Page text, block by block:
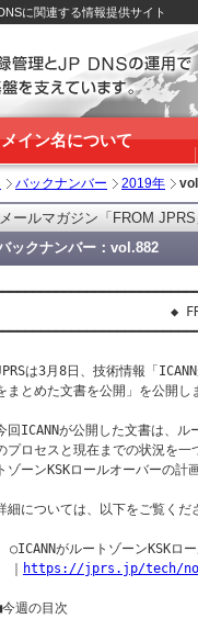
に関連する情報提供サイト
イン名について
バックナンバー 2019年
メールマガジン「FROM
ックナンバー：vol.882
◆
は3月8日、技術情報「
まとめた文書を公開」を公開し
回ICANNが公開した文書は、ル
プロセスと現在までの状況を
トゾーンKSKロールオーバーの
細については、以下をご覧くだ
○ICANNがルートゾーンKSKロー
https://jprs.jp/tech/
週の目次